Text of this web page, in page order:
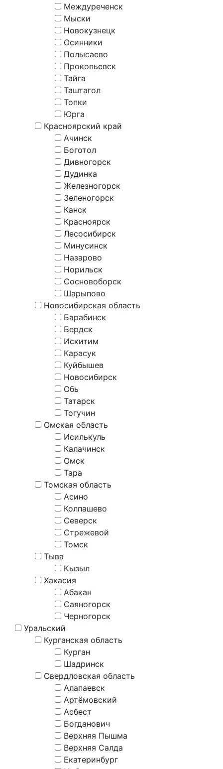
Междуреченск
Мыски
Новокузнецк
Осинники
Полысаево
Прокопьевск
Тайга
Таштагол
Топки
Юрга
Красноярский край
Ачинск
Боготол
Дивногорск
Дудинка
Железногорск
Зеленогорск
Канск
Красноярск
Лесосибирск
Минусинск
Назарово
Норильск
Сосновоборск
Шарыпово
Новосибирская область
Барабинск
Бердск
Искитим
Карасук
Куйбышев
Новосибирск
Обь
Татарск
Тогучин
Омская область
Исилькуль
Калачинск
Омск
Тара
Томская область
Асино
Колпашево
Северск
Стрежевой
Томск
Тыва
Кызыл
Хакасия
Абакан
Саяногорск
Черногорск
Уральский
Курганская область
Курган
Шадринск
Свердловская область
Алапаевск
Артёмовский
Асбест
Богданович
Верхняя Пышма
Верхняя Салда
Екатеринбург